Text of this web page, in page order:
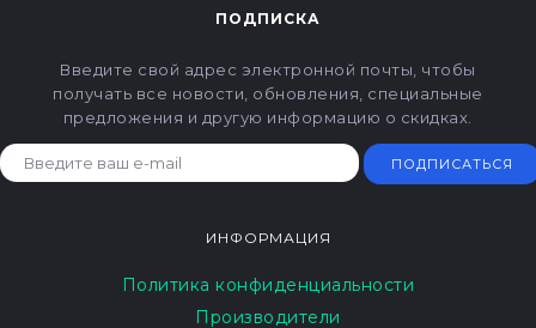
ПОДПИСКА
Введите свой адрес электронной почты, чтобы
получать все новости, обновления, специальные
предложения и другую информацию о скидках.
ПОДПИСАТЬСЯ
ИНФОРМАЦИЯ
Политика конфиденциальности
Производители